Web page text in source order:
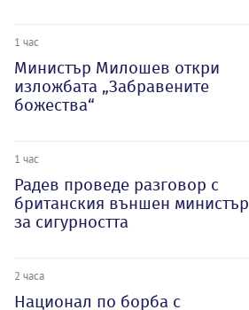
1 час
Министър Милошев откри
изложбата „Забравените
божества“
1 час
Радев проведе разговор с
британския външен министър
за сигурността
2 часа
Национал по борба с